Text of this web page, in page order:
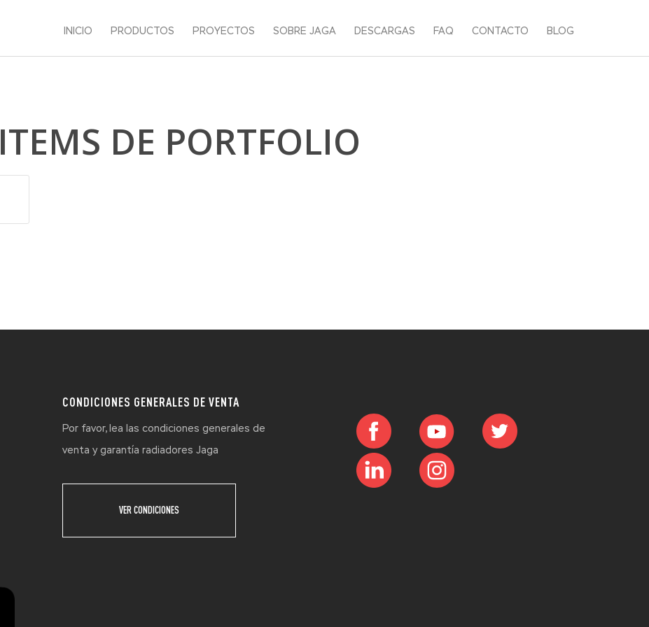
INICIO PRODUCTOS PROYECTOS SOBRE JAGA DESCARGAS FAQ CONTACTO BLOG
ITEMS DE PORTFOLIO
CONDICIONES GENERALES DE VENTA
Por favor, lea las condiciones generales de
venta y garantía radiadores Jaga
VER CONDICIONES